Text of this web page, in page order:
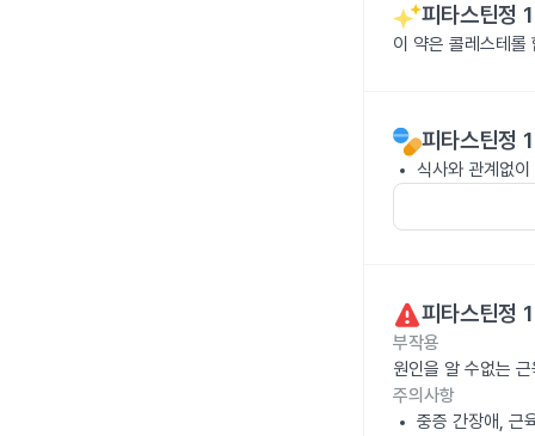
피타스틴정
이 약은 콜레스테롤
피타스틴정
식사와 관계없
피타스틴정
부작용
원인을 알 수없는
주의사항
중증 간장애, 근